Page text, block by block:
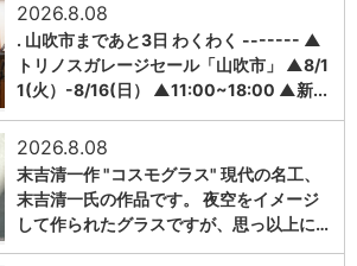
2026.8.08
. 山吹市まであと3日 わくわく ------- ▲
トリノスガレージセール「山吹市」 ▲8/1
1(火）-8/16(日） ▲11:00~18:00 ▲新...
2026.8.08
末吉清一作 "コスモグラス" 現代の名工、
末吉清一氏の作品です。 夜空をイメージ
して作られたグラスですが、思っ以上に…